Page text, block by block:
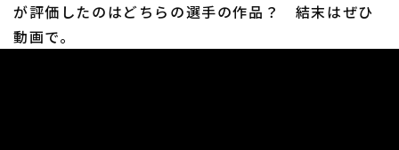
が評価したのはどちらの選手の作品？ 結末はぜひ
動画で。